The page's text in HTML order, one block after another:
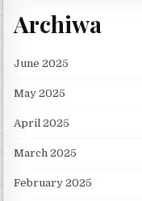
Archiwa
June 2025
May 2025
April 2025
March 2025
February 2025